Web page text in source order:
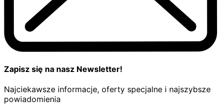
Zapisz się na nasz Newsletter!
Najciekawsze informacje, oferty specjalne i najszybsze
powiadomienia